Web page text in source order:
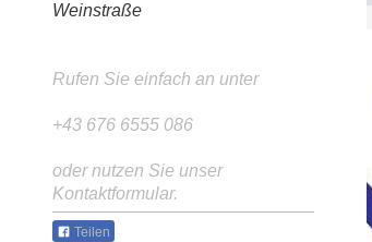
Weinstraße
Rufen Sie einfach an unter
+43 676 6555 086
oder nutzen Sie unser
Kontaktformular.
Teilen